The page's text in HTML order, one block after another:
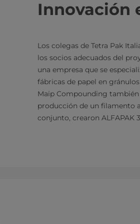
Innovación
Los colegas de Tetra Pak
los socios adecuados del
una empresa que se
fábricas de papel en
Maip Compounding
producción de un filamento
conjunto, crearon ALFAPAK